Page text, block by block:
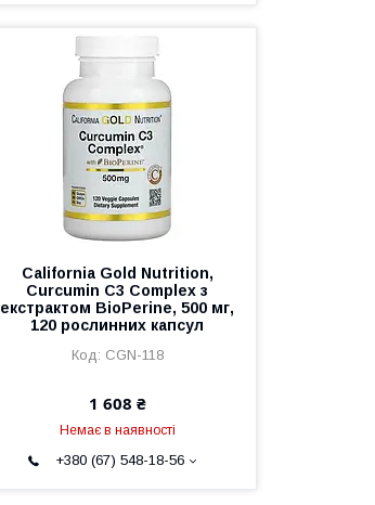
California Gold Nutrition,
Curcumin C3 Complex з
екстрактом BioPerine, 500 мг,
120 рослинних капсул
CGN-118
1 608 ₴
Немає в наявності
+380 (67) 548-18-56